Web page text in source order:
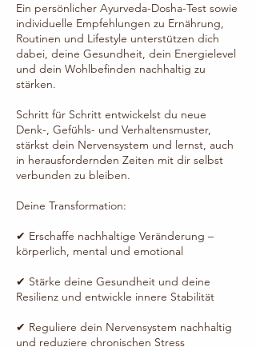
Ein persönlicher Ayurveda-Dosha-Test sowie
individuelle Empfehlungen zu Ernährung,
Routinen und Lifestyle unterstützen dich
dabei, deine Gesundheit, dein Energielevel
und dein Wohlbefinden nachhaltig zu
stärken.
Schritt für Schritt entwickelst du neue
Denk-, Gefühls- und Verhaltensmuster,
stärkst dein Nervensystem und lernst, auch
in herausfordernden Zeiten mit dir selbst
verbunden zu bleiben.
Deine Transformation:
✔ Erschaffe nachhaltige Veränderung –
körperlich, mental und emotional
✔ Stärke deine Gesundheit und deine
Resilienz und entwickle innere Stabilität
✔ Reguliere dein Nervensystem nachhaltig
und reduziere chronischen Stress